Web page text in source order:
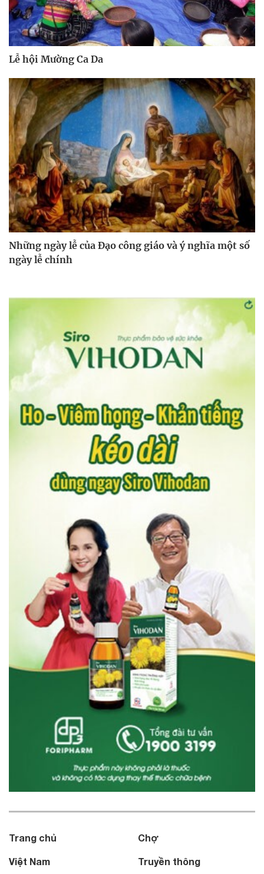
Lễ hội Mường Ca Da
Những ngày lễ của Đạo công giáo và ý nghĩa một số
ngày lễ chính
Trang chủ
Việt Nam
Chợ
Truyền thông